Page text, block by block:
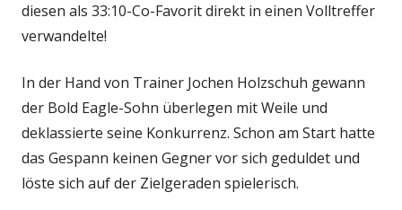
diesen als 33:10-Co-Favorit direkt in einen Volltreffer
verwandelte!
In der Hand von Trainer Jochen Holzschuh gewann
der Bold Eagle-Sohn überlegen mit Weile und
deklassierte seine Konkurrenz. Schon am Start hatte
das Gespann keinen Gegner vor sich geduldet und
löste sich auf der Zielgeraden spielerisch.